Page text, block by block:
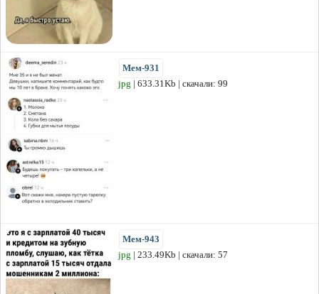
Мем-931
jpg | 633.31Kb | скачали: 99
Мем-943
jpg | 233.49Kb | скачали: 57